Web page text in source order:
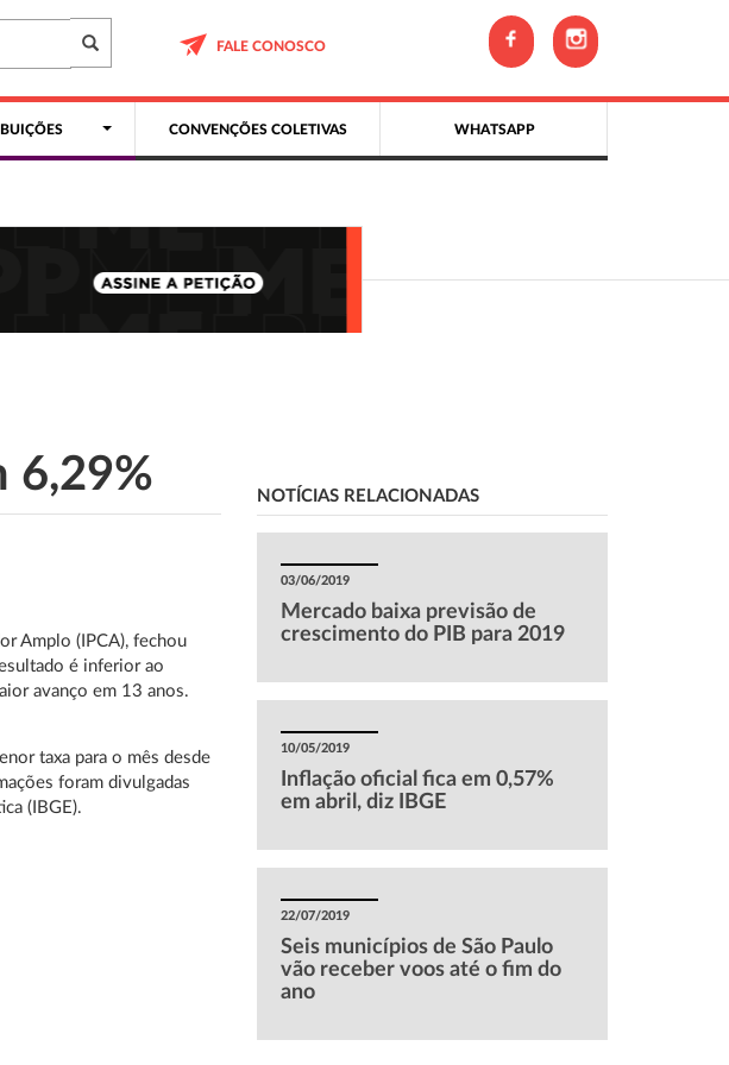
FALE CONOSCO
CONVENÇÕES COLETIVAS WHATSAPP
6,29%
Amplo (IPCA), fechou
é inferior ao
avanço em 13 anos.
taxa para o mês desde
foram divulgadas
(IBGE).
NOTÍCIAS RELACIONADAS
03/06/2019
Mercado baixa previsão de
crescimento do PIB para 2019
10/05/2019
Inflação oficial fica em 0,57%
em abril, diz IBGE
22/07/2019
Seis municípios de São Paulo
vão receber voos até o fim do
ano